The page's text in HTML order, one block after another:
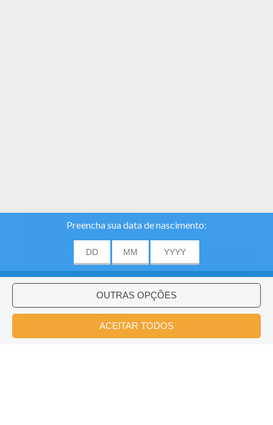
para analisar o tráfego e
dar aos nossos
experiência do usuário.
fornecemos
informações sobre o
uso de nosso site
nossos parceiros de
publicidade e análise.
ACEITAR